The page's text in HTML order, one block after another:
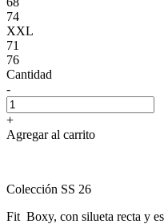
74
XXL
71
76
Cantidad
-
+
Agregar al carrito
Colección SS 26
Fit Boxy, con silueta recta y